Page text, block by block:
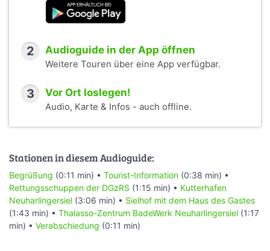
2 Audioguide in der App öffnen
Weitere Touren über eine App verfügbar.
3 Vor Ort loslegen!
Audio, Karte & Infos - auch offline.
Stationen in diesem Audioguide:
Begrüßung (0:11 min) • Tourist-Information (0:38 min) •
Rettungsschuppen der DGzRS (1:15 min) • Kutterhafen
Neuharlingersiel (3:06 min) • Sielhof mit dem Haus des Gastes
(1:43 min) • Thalasso-Zentrum BadeWerk Neuharlingersiel (1:17
min) • Verabschiedung (0:11 min)